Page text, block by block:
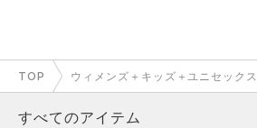
TOP ウィメンズ＋キッズ＋ユニセックス
すべてのアイテム